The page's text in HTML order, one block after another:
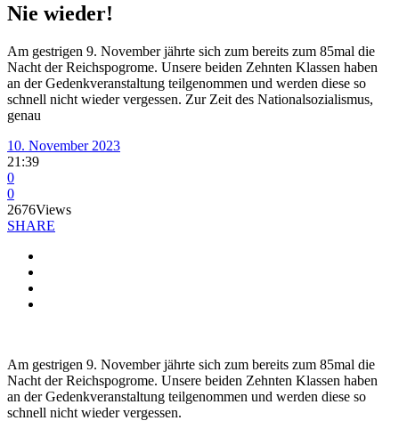
Nie wieder!
Am gestrigen 9. November jährte sich zum bereits zum 85mal die
Nacht der Reichspogrome. Unsere beiden Zehnten Klassen haben
an der Gedenkveranstaltung teilgenommen und werden diese so
schnell nicht wieder vergessen. Zur Zeit des Nationalsozialismus,
genau
10. November 2023
21:39
0
0
2676Views
SHARE
Am gestrigen 9. November jährte sich zum bereits zum 85mal die
Nacht der Reichspogrome. Unsere beiden Zehnten Klassen haben
an der Gedenkveranstaltung teilgenommen und werden diese so
schnell nicht wieder vergessen.